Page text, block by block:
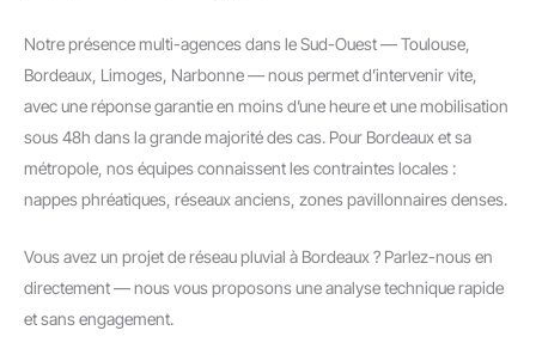
Notre présence multi-agences dans le Sud-Ouest — Toulouse,
Bordeaux, Limoges, Narbonne — nous permet d’intervenir vite,
avec une réponse garantie en moins d’une heure et une mobilisation
sous 48h dans la grande majorité des cas. Pour Bordeaux et sa
métropole, nos équipes connaissent les contraintes locales :
nappes phréatiques, réseaux anciens, zones pavillonnaires denses.
Vous avez un projet de réseau pluvial à Bordeaux ? Parlez-nous en
directement — nous vous proposons une analyse technique rapide
et sans engagement.